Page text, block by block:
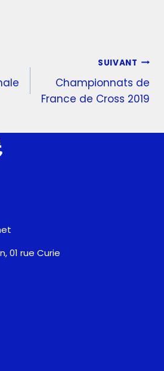
SUIVANT
Championnats de
France de Cross 2019
01 rue Curie